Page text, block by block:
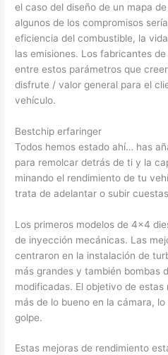
el caso del diseño de un mapa
algunos de los compromisos
eficiencia del combustible, la
las emisiones. Los fabricantes
entre estos parámetros que
disfrute / valor general para el
vehículo.
Bestchip erfaringer
Todos hemos estado ahí… has
para remolcar detrás de ti y la
minando el rendimiento de tu
trata de adelantar o subir
Los primeros modelos de 4×4
de inyección mecánicas. Las
centraron en la instalación de
más grandes y también bombas
modificadas. El objetivo de
más de lo bueno en la cámara,
golpe.
Estas mejoras de rendimiento